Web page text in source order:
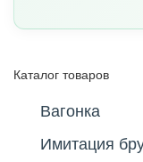
Каталог товаров
Вагонка
Имитация